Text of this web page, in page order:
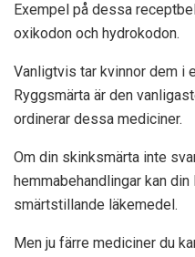
Exempel på dessa
oxikodon och hydrokodon.
Vanligtvis tar kvinnor dem i
Ryggsmärta är den
ordinerar dessa mediciner.
Om din skinksmärta inte
hemmabehandlingar kan
smärtstillande läkemedel.
Men ju färre mediciner du